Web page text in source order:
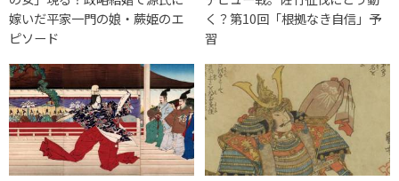
嫁いだ平家一門の娘・蕨姫のエ
ピソード
く？第10回「根拠なき自信」予
習